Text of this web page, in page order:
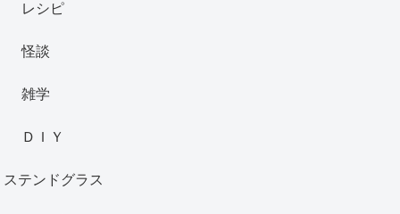
レシピ
怪談
雑学
ＤＩＹ
ステンドグラス